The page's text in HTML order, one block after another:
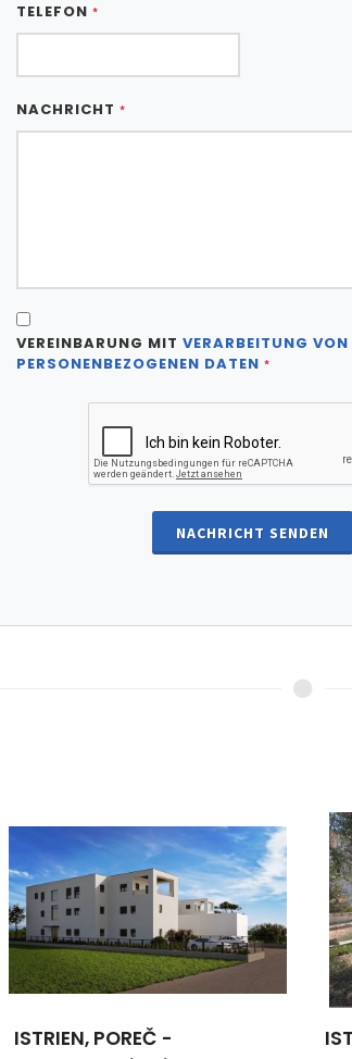
TELEFON *
NACHRICHT *
VEREINBARUNG MIT VERARBEITUNG VON
PERSONENBEZOGENEN DATEN *
NACHRICHT SENDEN
ISTRIEN, POREČ -